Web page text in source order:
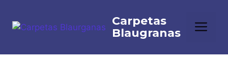
contenido